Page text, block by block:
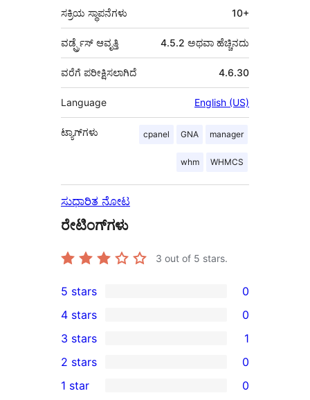
ಸಕ್ರಿಯ ಸ್ಥಾಪನೆಗಳು 10+
ವರ್ಡ್ಪ್ರೆಸ್ ಆವೃತ್ತಿ 4.5.2 ಅಥವಾ ಹೆಚ್ಚಿನದು
4.6.30
ವರೆಗೆ ಪರೀಕ್ಷಿಸಲಾಗಿದೆ
Language English (US)
ಟ್ಯಾಗ್‌ಗಳು cpanel GNA manager
whm WHMCS
ಸುಧಾರಿತ ನೋಟ
ರೇಟಿಂಗ್‌ಗಳು
3 out of 5 stars.
0
5-
star
reviews
5 stars 0
4-
star
reviews
4 stars 0
1
3-
star
3 stars 1
2-
2 stars 0
1 star 0